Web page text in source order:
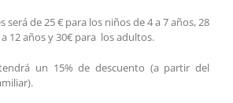
será de 25 € para los niños de 4 a 7 años, 28
12 años y 30€ para los adultos.
un 15% de descuento (a partir del